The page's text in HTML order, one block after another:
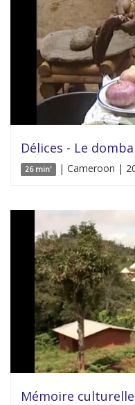
Délices - Le
26 min' | Cameroon |
Mémoire